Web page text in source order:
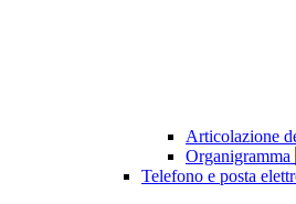
Articolazione
Organigramma
Telefono e posta